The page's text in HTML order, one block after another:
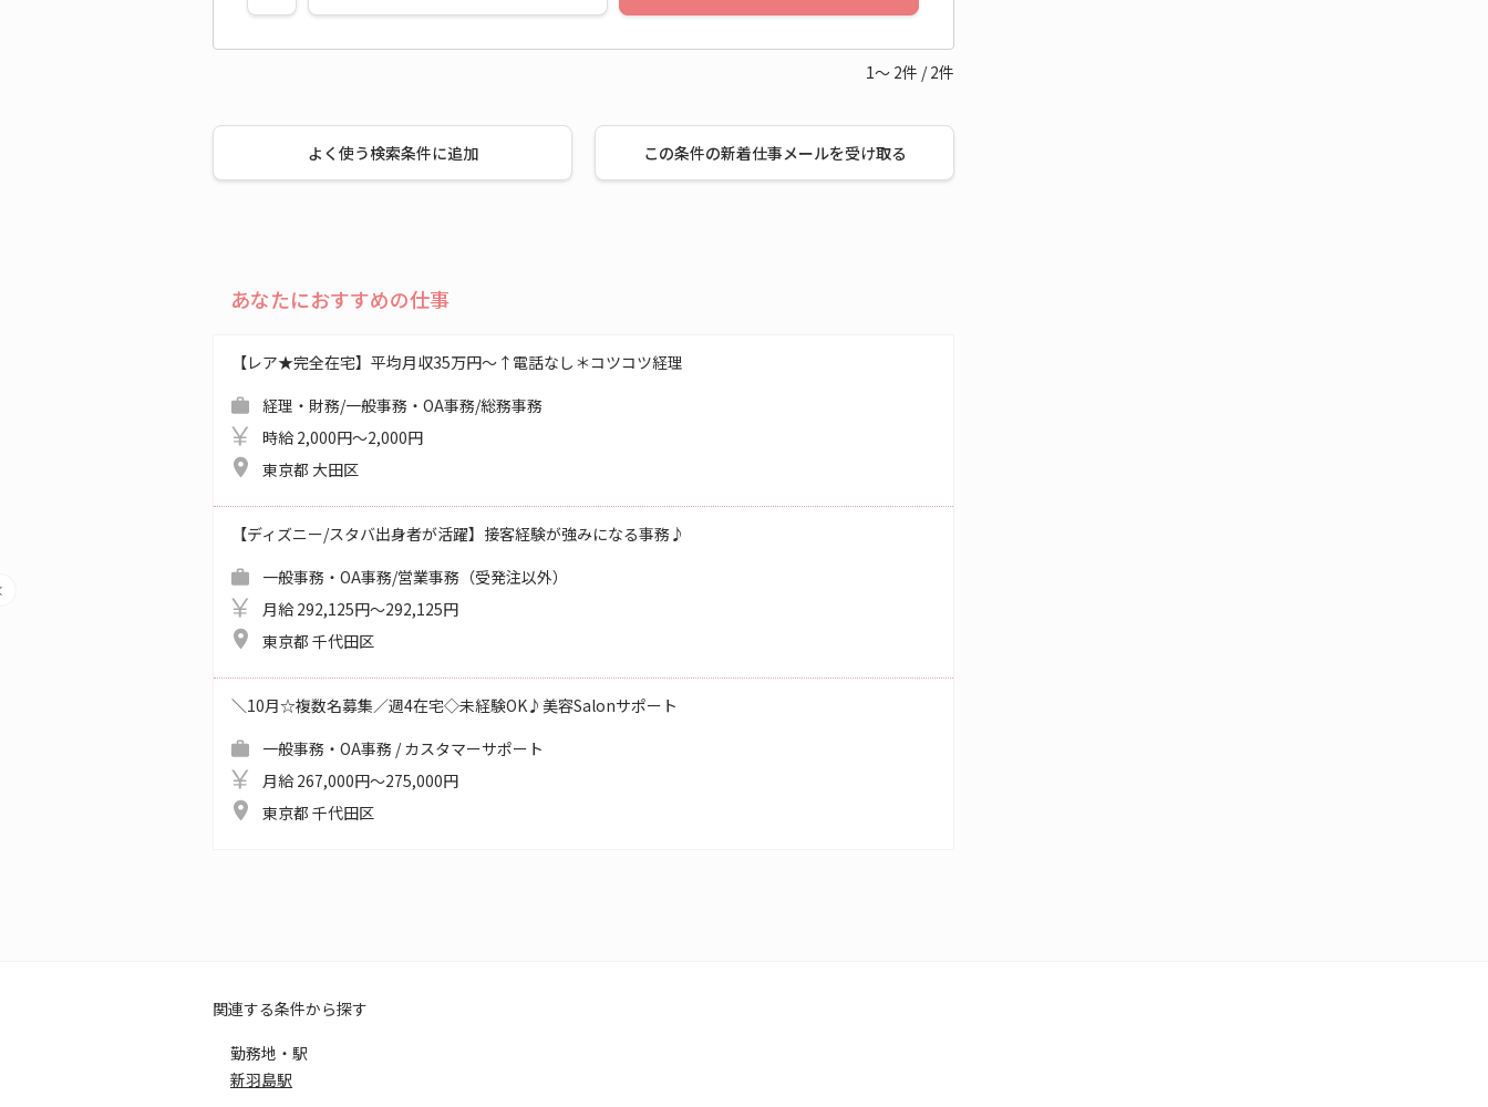
1～ 2件 / 2件
よく使う検索条件に追加 この条件の新着仕事メールを受け取る
あなたにおすすめの仕事
【レア★完全在宅】平均月収35万円～↑電話なし＊コツコツ経理
経理・財務/一般事務・OA事務/総務事務
時給 2,000円～2,000円
東京都 大田区
【ディズニー/スタバ出身者が活躍】接客経験が強みになる事務♪
一般事務・OA事務/営業事務（受発注以外）
月給 292,125円～292,125円
東京都 千代田区
＼10月☆複数名募集／週4在宅◇未経験OK♪美容Salonサポート
一般事務・OA事務 / カスタマーサポート
月給 267,000円～275,000円
東京都 千代田区
関連する条件から探す
勤務地・駅
新羽島駅